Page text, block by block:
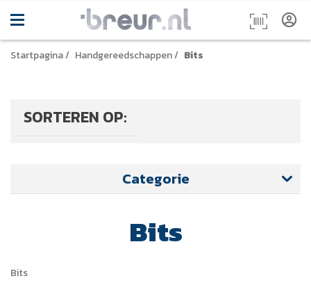
Startpagina/ Handgereedschappen/ Bits
SORTEREN OP:
Categorie
Bits
Bits